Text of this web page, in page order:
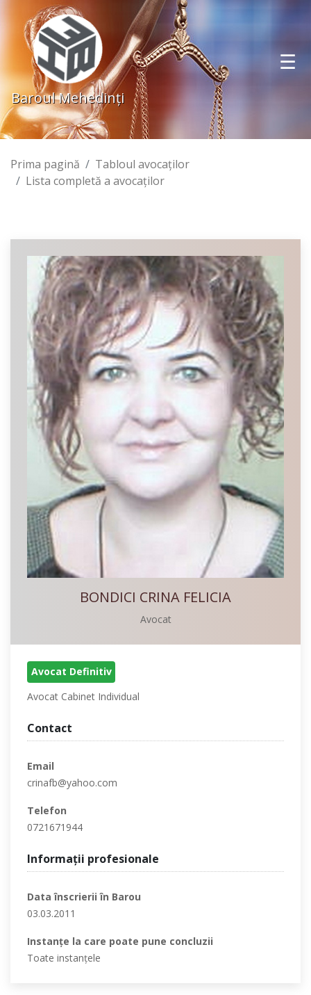
Baroul Mehedinţi
Prima pagină
Tabloul avocaţilor
Lista completă a avocaţilor
BONDICI CRINA FELICIA
Avocat
Avocat Definitiv
Avocat Cabinet Individual
Contact
Email
crinafb@yahoo.com
Telefon
0721671944
Informaţii profesionale
Data înscrierii în Barou
03.03.2011
Instanţe la care poate pune concluzii
Toate instanţele